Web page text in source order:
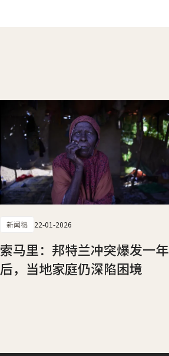
新闻稿 22-01-2026
索马里：邦特兰冲突爆发一年
后，当地家庭仍深陷困境